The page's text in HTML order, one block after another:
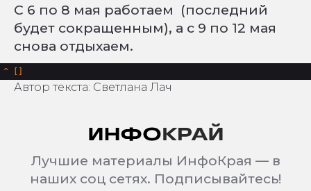
С 6 по 8 мая работаем (последний
будет сокращенным), а с 9 по 12 мая
снова отдыхаем.
^
Автор текста: Светлана Лач
Лучшие материалы ИнфоКрая — в
наших соц сетях. Подписывайтесь!